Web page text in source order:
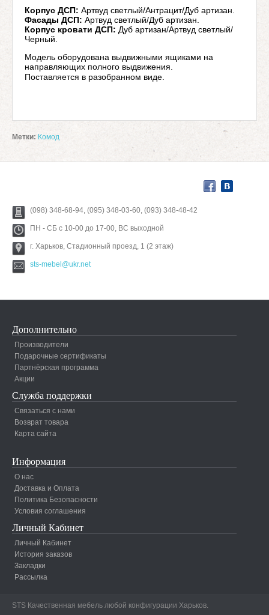
Корпус ДСП: Артвуд светлый/Антрацит/Дуб артизан.
Фасады ДСП: Артвуд светлый/Дуб артизан.
Корпус кровати ДСП: Дуб артизан/Артвуд светлый/
Черный.
Модель оборудована выдвижными ящиками на
направляющих полного выдвижения.
Поставляется в разобранном виде.
Метки: Комод
(098) 348-68-94, (095) 348-03-60, (093) 348-48-42
ПН - СБ с 10-00 до 17-00, ВС выходной
г. Харьков, Стадионный проезд, 1 (2 этаж)
sts-mebel@ukr.net
Дополнительно
Производители
Подарочные сертификаты
Партнёрская программа
Акции
Служба поддержки
Связаться с нами
Возврат товара
Карта сайта
Информация
О нас
Доставка и Оплата
Политика Безопасности
Условия соглашения
Личный Кабинет
Личный Кабинет
История заказов
Закладки
Рассылка
STS Качественная мебель любой конфигурации Харьков.